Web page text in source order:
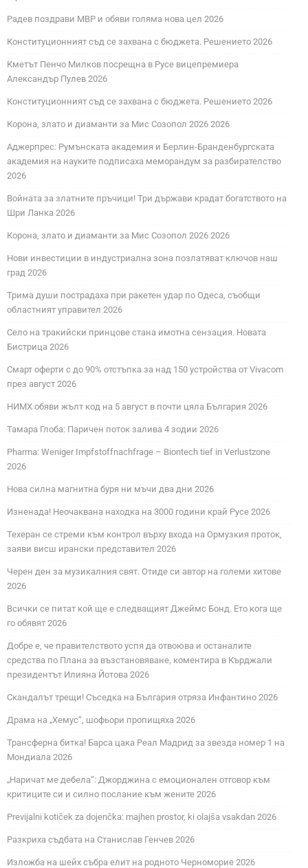
Радев поздрави МВР и обяви голяма нова цел 2026
Конституционният съд се захвана с бюджета. Решението 2026
Кметът Пенчо Милков посрещна в Русе вицепремиера
Александър Пулев 2026
Конституционният съд се захвана с бюджета. Решението 2026
Корона, злато и диаманти за Мис Созопол 2026 2026
Аджерпрес: Румънската академия и Берлин-Бранденбургската
академия на науките подписаха меморандум за разбирателство
2026
Войната за златните пръчици! Три държави крадат богатството на
Шри Ланка 2026
Корона, злато и диаманти за Мис Созопол 2026 2026
Нови инвестиции в индустриална зона позлатяват ключов наш
град 2026
Трима души пострадаха при ракетен удар по Одеса, съобщи
областният управител 2026
Село на тракийски принцове стана имотна сензация. Новата
Бистрица 2026
Смарт оферти с до 90% отстъпка за над 150 устройства от Vivacom
през август 2026
НИМХ обяви жълт код на 5 август в почти цяла България 2026
Тамара Глоба: Паричен поток залива 4 зодии 2026
Pharma: Weniger Impfstoffnachfrage – Biontech tief in Verlustzone
2026
Нова силна магнитна буря ни мъчи два дни 2026
Изненада! Неочаквана находка на 3000 години край Русе 2026
Техеран се стреми към контрол върху входа на Ормузкия проток,
заяви висш ирански представител 2026
Черен ден за музикалния свят. Отиде си автор на големи хитове
2026
Всички се питат кой ще е следващият Джеймс Бонд. Ето кога ще
го обявят 2026
Добре е, че правителството успя да отвоюва и останалите
средства по Плана за възстановяване, коментира в Кърджали
президентът Илияна Йотова 2026
Скандалът трещи! Съседка на България отряза Инфантино 2026
Драма на „Хемус“, шофьори пропищяха 2026
Трансферна битка! Барса цака Реал Мадрид за звезда номер 1 на
Мондиала 2026
„Наричат ме дебела“: Джорджина с емоционален отговор към
критиците си и силно послание към жените 2026
Previjalni kotiček za dojenčka: majhen prostor, ki olajša vsakdan 2026
Разкриха съдбата на Станислав Генчев 2026
Изложба на шейх събра елит на родното Черноморие 2026